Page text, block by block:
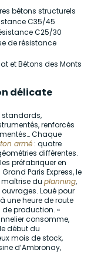
bétons structurels
C35/45
C25/30
de résistance
et Bétons des Monts
délicate
standards,
renforcés
Chaque
armé : quatre
différentes.
préfabriquer en
Paris Express, le
du planning,
Loué pour
une heure de route
production. «
consomme,
début du
mois de stock,
d’Ambronay,